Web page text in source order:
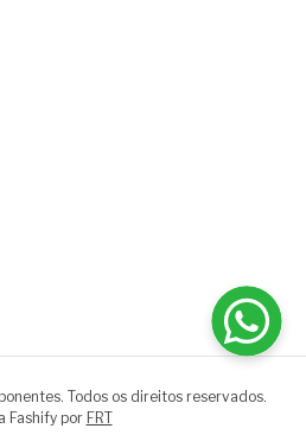
Todos os direitos reservados.
Fashify por FRT